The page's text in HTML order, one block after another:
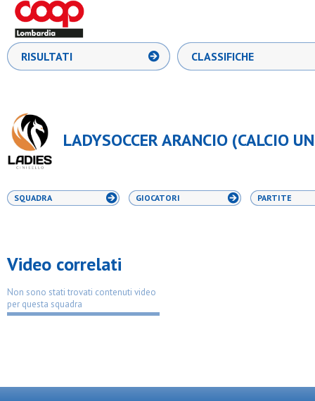
RISULTATI CLASSIFICHE
LADYSOCCER ARANCIO (CALCIO
SQUADRA GIOCATORI PARTITE
Video correlati
Non sono stati trovati contenuti video
per questa squadra